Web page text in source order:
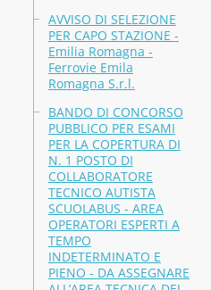
AVVISO DI SELEZIONE
PER CAPO STAZIONE -
Emilia Romagna -
Ferrovie Emila
Romagna S.r.l.
BANDO DI CONCORSO
PUBBLICO PER ESAMI
PER LA COPERTURA DI
N. 1 POSTO DI
COLLABORATORE
TECNICO AUTISTA
SCUOLABUS - AREA
OPERATORI ESPERTI A
TEMPO
INDETERMINATO E
PIENO - DA ASSEGNARE